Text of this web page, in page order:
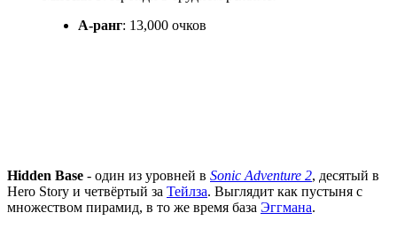
А-ранг: 13,000 очков
Hidden Base - один из уровней в Sonic Adventure 2, десятый в
Hero Story и четвёртый за Тейлза. Выглядит как пустыня с
множеством пирамид, в то же время база Эггмана.